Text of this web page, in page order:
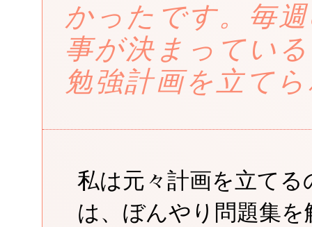
かったです。毎
事が決まってい
勉強計画を立て
私は元々計画を立て
は、ぼんやり問題集